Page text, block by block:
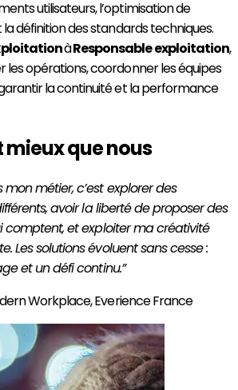
utilisateurs, l’optimisation de
la définition des standards techniques.
àResponsable exploitation,
les opérations, coordonner les équipes
la continuité et la performance
mieux que nous
mon métier, c’est explorer des
avoir la liberté de proposer des
comptent, et exploiter ma créativité
Les solutions évoluent sans cesse :
et un défi continu.”
Workplace, Everience France